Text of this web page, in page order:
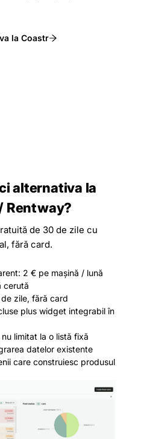
la Coastr
alternativa la
Rentway?
de 30 de zile cu
fără card.
2 € pe mașină / lună
cerută
zile, fără card
plus widget integrabil în
limitat la o listă fixă
datelor existente
care construiesc produsul